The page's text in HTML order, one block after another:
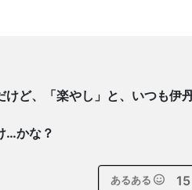
ど、「楽やし」と、いつも伊
…かな？
あるある 15